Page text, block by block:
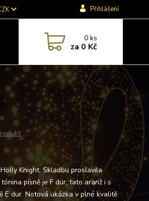
Přihlášení
0ks
za 0 Kč
Knight. Skladbu proslavila
písně je F dur, tato aranž i s
E dur. Notová ukázka v plné kvalitě